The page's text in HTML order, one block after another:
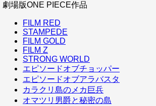
劇場版ONE PIECE作品
FILM RED
STAMPEDE
FILM GOLD
FILM Z
STRONG WORLD
エピソードオブチョッパー
エピソードオブアラバスタ
カラクリ島のメカ巨兵
オマツリ男爵と秘密の島